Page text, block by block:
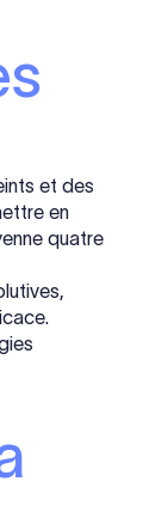
et des
en
quatre